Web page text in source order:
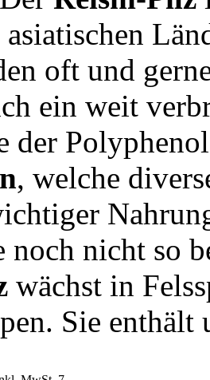
oft und
ein weit
der
, welche
noch nicht so
wächst in
Sie enthält